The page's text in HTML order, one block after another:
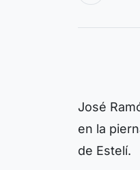
José
en la
de Estelí.